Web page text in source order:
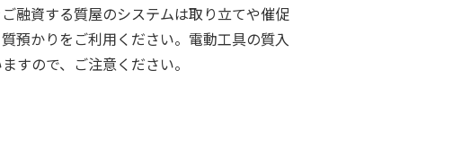
融資する質屋のシステムは取り立てや催促
預かりをご利用ください。電動工具の質入
すので、ご注意ください。